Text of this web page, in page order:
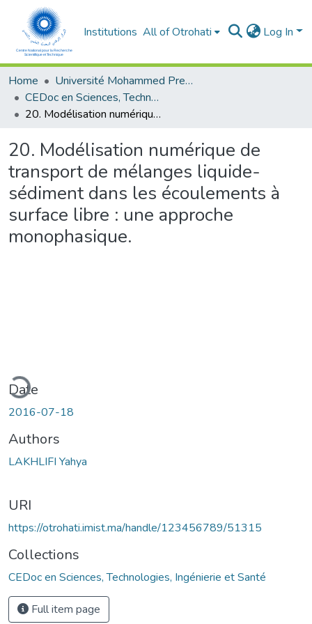
Institutions All of Otrohati Log In
Home
Université Mohammed Premier - Oujda
CEDoc en Sciences, Technologies, Ingénierie et Santé
20. Modélisation numérique de transport de mélanges liquide- sédiment dans les écoulements à surface libre : une approche monophasique.
20. Modélisation numérique de
transport de mélanges liquide-
sédiment dans les écoulements à
surface libre : une approche
monophasique.
Date
2016-07-18
Authors
LAKHLIFI Yahya
URI
https://otrohati.imist.ma/handle/123456789/51315
Collections
CEDoc en Sciences, Technologies, Ingénierie et Santé
Full item page